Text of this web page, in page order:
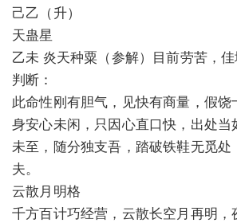
己乙（升）
天蛊星
乙未 炎天种粟（参解）目前劳苦，佳
判断：
此命性刚有胆气，见快有商量，假
身安心未闲，只因心直口快，出处
未至，随分独支吾，踏破铁鞋无觅处
夫。
云散月明格
千方百计巧经营，云散长空月再明，